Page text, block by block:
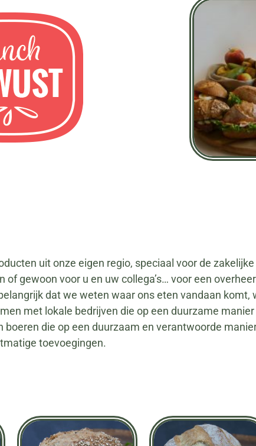
uit onze eigen regio, speciaal voor de
gewoon voor u en uw collega’s… voor een
dat we weten waar ons eten vandaan komt,
met lokale bedrijven die op een duurzame
die op een duurzaam en verantwoorde
toevoegingen.